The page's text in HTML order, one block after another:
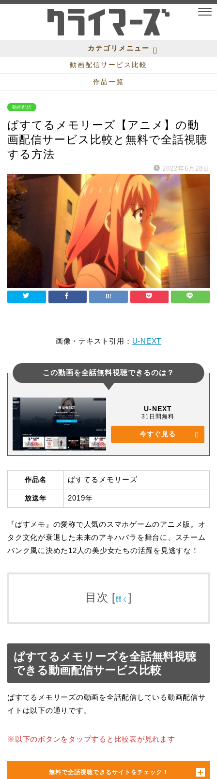
カテゴリメニュー
動画配信サービス比較
作品一覧
動画配信
ぱすてるメモリーズ【アニメ】の動
画配信サービス比較と無料で全話視聴
する方法
2022年6月28日
画像・テキスト引用： U-NEXT
この動画を全話無料視聴できるのは？
U-NEXT
31日間無料
今すぐ見る
作品名 ぱすてるメモリーズ
放送年 2019年
『ぱすメモ』の愛称で人気のスマホゲームのアニメ版。オ
タク文化が衰退した未来のアキハバラを舞台に、スチーム
パンク風に決めた12人の美少女たちの活躍を見逃すな！
目次 [開く ]
ぱすてるメモリーズを全話無料視聴
できる動画配信サービス比較
ぱすてるメモリーズの動画を全話配信している動画配信サ
イトは以下の通りです。
※以下のボタンをタップすると比較表が見れます
無料で全話視聴できるサイトをチェック！